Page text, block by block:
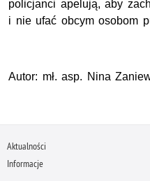
policjanci apelują, aby
i nie ufać obcym osobom
Autor: mł. asp. Nina
Aktualności
Informacje